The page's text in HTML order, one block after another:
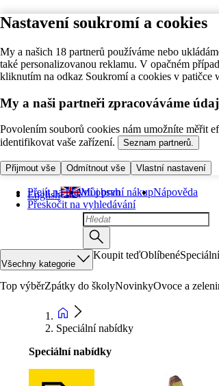
Nastavení soukromí a cookies
My a našich 18 partnerů používáme nebo
také personalizovanou reklamu. V opačném
kliknutím na odkaz Soukromí a cookies v patičce
My a naši partneři zpracováváme
Povolením souborů cookies nám umožníte měřit
identifikovat vaše zařízení.
Seznam partnerů.
Přijmout vše Odmítnout vše Vlastní nastavení
Přejít na hlavní obsah
Přeskočit na vyhledávání
English Můj první nákupNápověda
Všechny kategorie
Koupit teďOblíbené
Top výběrZpátky do školyNovinkyOvoce a
Speciální nabídky
Speciální nabídky